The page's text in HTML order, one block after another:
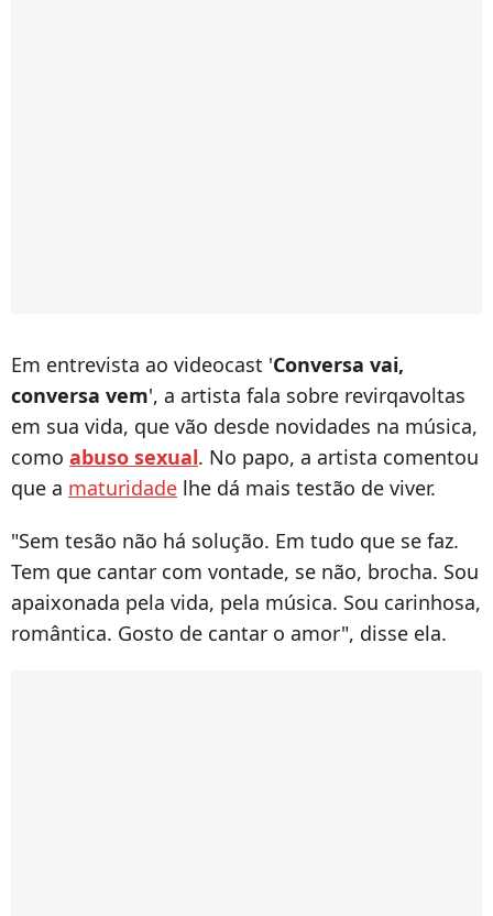
Em entrevista ao videocast 'Conversa vai,
conversa vem', a artista fala sobre revirqavoltas
em sua vida, que vão desde novidades na música,
como abuso sexual. No papo, a artista comentou
que a maturidade lhe dá mais testão de viver.
"Sem tesão não há solução. Em tudo que se faz.
Tem que cantar com vontade, se não, brocha. Sou
apaixonada pela vida, pela música. Sou carinhosa,
romântica. Gosto de cantar o amor", disse ela.